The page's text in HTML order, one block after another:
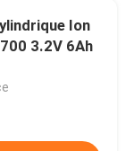
Ion
3.2V 6Ah